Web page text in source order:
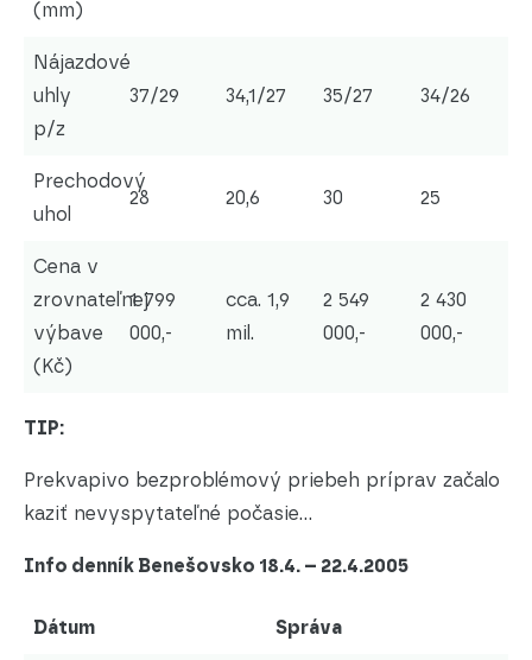
(mm)
Nájazdové
uhly
p/z
37/29 34,1/27 35/27 34/26
Prechodový
uhol
28 20,6 30 25
Cena v
zrovnateľnej
výbave
(Kč)
1 799
000,-
cca. 1,9
mil.
2 549
000,-
2 430
000,-
TIP:
Prekvapivo bezproblémový priebeh príprav začalo
kaziť nevyspytateľné počasie...
Info denník Benešovsko 18.4. – 22.4.2005
Dátum Správa